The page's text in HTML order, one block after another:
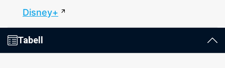
Disney+
Tabell